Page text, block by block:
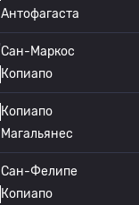
Антофагаста
Сан-Маркос
Копиапо
Копиапо
Магальянес
Сан-Фелипе
Копиапо